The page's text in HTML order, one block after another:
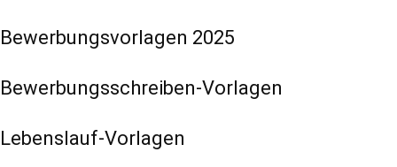
Bewerbungsvorlagen 2025
Bewerbungsschreiben-Vorlagen
Lebenslauf-Vorlagen